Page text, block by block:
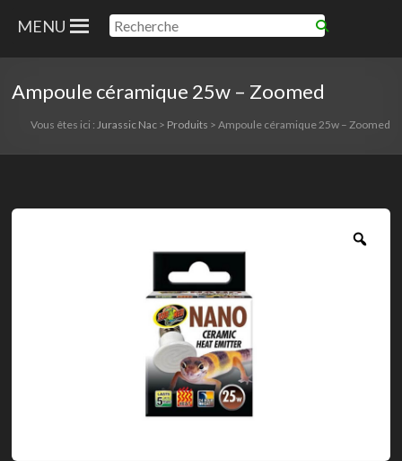
Nac
MENU
Ampoule céramique 25w – Zoomed
Vous êtes ici : Jurassic Nac> Produits > Ampoule céramique 25w – Zoomed